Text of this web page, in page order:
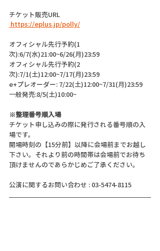
チケット販売URL
https://eplus.jp/polly/
オフィシャル先行予約(1
次):6/7(水)21:00~6/26(月)23:59
オフィシャル先行予約(2
次):7/1(土)12:00~7/17(月)23:59
e+プレオーダー: 7/22(土)12:00~7/31(月)23:59
一般発売:8/5(土)10:00~
※整理番号順入場
チケット申し込みの際に発行される番号順の入
場です。
開場時刻の【15分前】以降に会場前までお越し
下さい。それより前の時間帯は会場前でお待ち
頂けませんのであらかじめご了承ください。
公演に関するお問い合わせ : 03-5474-8115